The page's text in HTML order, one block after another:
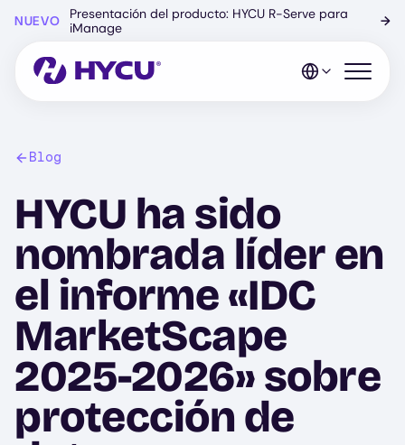
principal
NUEVO
Presentación del producto: HYCU R-Serve para
iManage
→
Abrir el
Blog
HYCU ha sido
nombrada líder en
el informe «IDC
MarketScape
2025-2026» sobre
protección de